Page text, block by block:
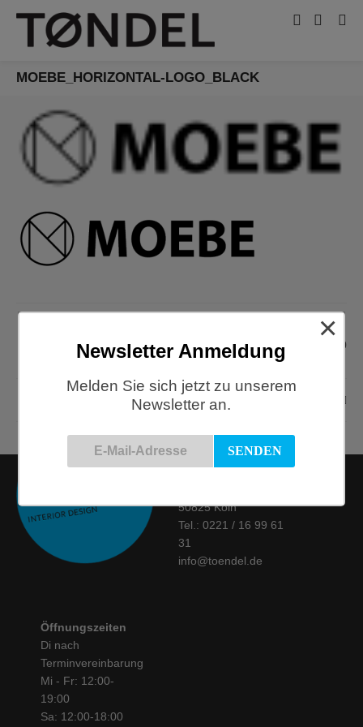
MOEBE_HORIZONTAL-LOGO_BLACK
0
Kontakt
50825 Köln
Tel.: 0221 / 16 99 61
31
info@toendel.de
Öffnungszeiten
Di nach
Terminvereinbarung
Mi - Fr: 12:00-
19:00
Sa: 12:00-18:00
Newsletter Anmeldung
Melden Sie sich jetzt zu unserem
Newsletter an.
×